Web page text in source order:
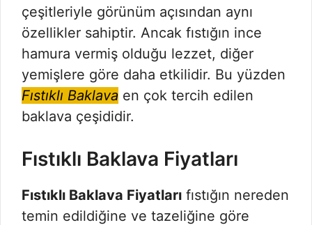
çeşitleriyle görünüm açısından aynı
özellikler sahiptir. Ancak fıstığın ince
hamura vermiş olduğu lezzet, diğer
yemişlere göre daha etkilidir. Bu yüzden
Fıstıklı Baklava en çok tercih edilen
baklava çeşididir.
Fıstıklı Baklava Fiyatları
Fıstıklı Baklava Fiyatları fıstığın nereden
temin edildiğine ve tazeliğine göre